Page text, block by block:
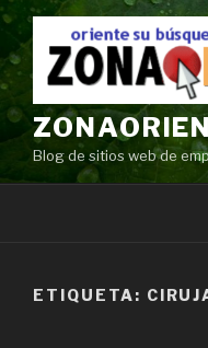
Ir
contenido
Blog de sitios web de
ETIQUETA: